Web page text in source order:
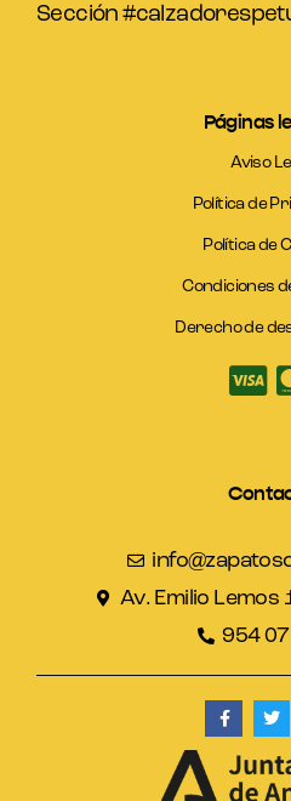
Sección
Páginas
Aviso
Política de
Política de
Condiciones
Derecho de
Av. Emilio Lemos
954